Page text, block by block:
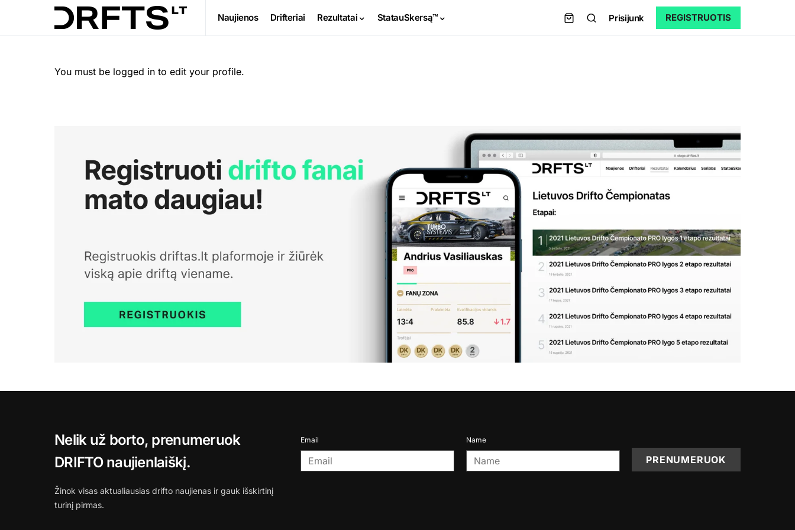
Naujienos Drifteriai Rezultatai StatauSkersą™ Prisijunk REGISTRUOTIS
You must be logged in to edit your profile.
Nelik už borto, prenumeruok
DRIFTO naujienlaiškį.
Žinok visas aktualiausias drifto naujienas ir gauk išskirtinį
turinį pirmas.
Email Name
PRENUMERUOK